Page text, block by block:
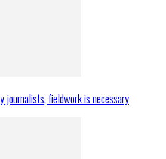
journalists, fieldwork is necessary